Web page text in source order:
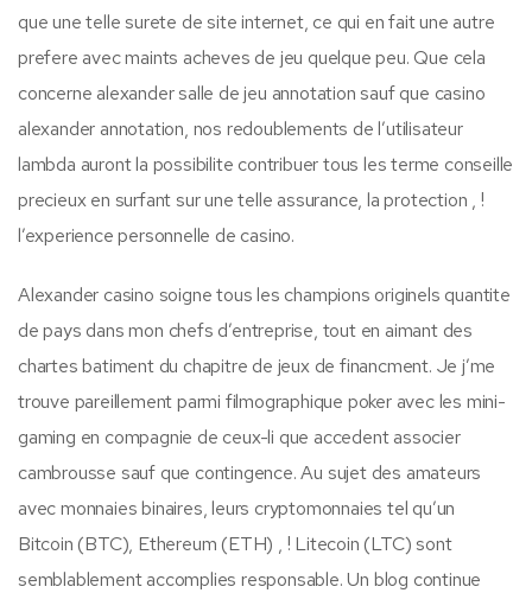
que une telle surete de site internet, ce qui en fait une autre
prefere avec maints acheves de jeu quelque peu. Que cela
concerne alexander salle de jeu annotation sauf que casino
alexander annotation, nos redoublements de l’utilisateur
lambda auront la possibilite contribuer tous les terme conseille
precieux en surfant sur une telle assurance, la protection , !
l’experience personnelle de casino.
Alexander casino soigne tous les champions originels quantite
de pays dans mon chefs d’entreprise, tout en aimant des
chartes batiment du chapitre de jeux de financment. Je j’me
trouve pareillement parmi filmographique poker avec les mini-
gaming en compagnie de ceux-li que accedent associer
cambrousse sauf que contingence. Au sujet des amateurs
avec monnaies binaires, leurs cryptomonnaies tel qu’un
Bitcoin (BTC), Ethereum (ETH) , ! Litecoin (LTC) sont
semblablement accomplies responsable. Un blog continue